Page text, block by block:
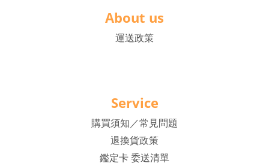
About us
運送政策
Service
購買須知／常見問題
退換貨政策
鑑定卡 委送清單